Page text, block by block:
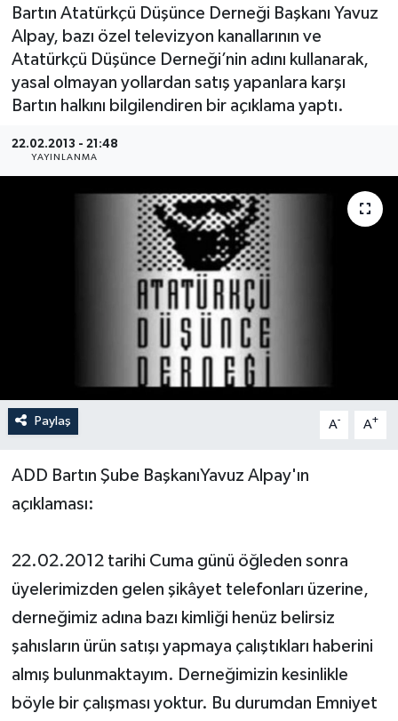
Bartın Atatürkçü Düşünce Derneği Başkanı Yavuz
Alpay, bazı özel televizyon kanallarının ve
Atatürkçü Düşünce Derneği’nin adını kullanarak,
yasal olmayan yollardan satış yapanlara karşı
Bartın halkını bilgilendiren bir açıklama yaptı.
22.02.2013 - 21:48
YAYINLANMA
Paylaş A- A+
ADD Bartın Şube BaşkanıYavuz Alpay'ın
açıklaması:
22.02.2012 tarihi Cuma günü öğleden sonra
üyelerimizden gelen şikâyet telefonları üzerine,
derneğimiz adına bazı kimliği henüz belirsiz
şahısların ürün satışı yapmaya çalıştıkları haberini
almış bulunmaktayım. Derneğimizin kesinlikle
böyle bir çalışması yoktur. Bu durumdan Emniyet
Medya
Sağlık
Yerel Yönetimler
DÜNYA